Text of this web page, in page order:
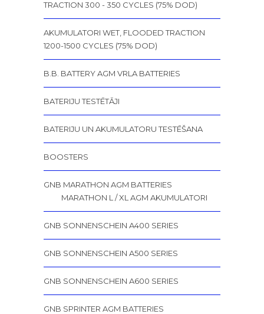
TRACTION 300 - 350 CYCLES (75% DOD)
AKUMULATORI WET, FLOODED TRACTION
1200-1500 CYCLES (75% DOD)
B.B. BATTERY AGM VRLA BATTERIES
BATERIJU TESTĒTĀJI
BATERIJU UN AKUMULATORU TESTĒŠANA
BOOSTERS
GNB MARATHON AGM BATTERIES
MARATHON L / XL AGM AKUMULATORI
GNB SONNENSCHEIN A400 SERIES
GNB SONNENSCHEIN A500 SERIES
GNB SONNENSCHEIN A600 SERIES
GNB SPRINTER AGM BATTERIES